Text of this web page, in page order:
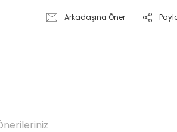
Arkadaşına Öner